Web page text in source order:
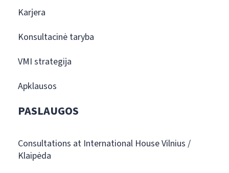
Karjera
Konsultacinė taryba
VMI strategija
Apklausos
PASLAUGOS
Consultations at International House Vilnius /
Klaipėda